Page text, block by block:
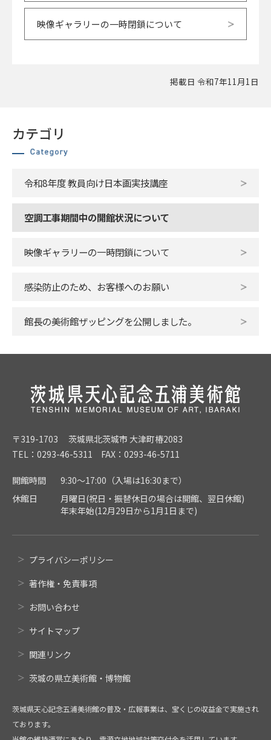
映像ギャラリーの一時閉鎖について
掲載日 令和7年11月1日
カテゴリ
令和8年度 教員向け日本画実技講座
空調工事期間中の開館状況について
映像ギャラリーの一時閉鎖について
感染防止のため、お客様へのお願い
館長の美術館ザッピングを公開しました。
〒319-1703 茨城県北茨城市 大津町椿2083
TEL：0293-46-5311 FAX：0293-46-5711
開館時間
9:30～17:00（入場は16:30まで）
休館日
月曜日(祝日・振替休日の場合は開館、翌日休館)
年末年始(12月29日から1月1日まで)
プライバシーポリシー
著作権・免責事項
お問い合わせ
サイトマップ
関連リンク
茨城の県立美術館・博物館
茨城県天心記念五浦美術館の普及・広報事業は、宝くじの収益金で実施され
ております。